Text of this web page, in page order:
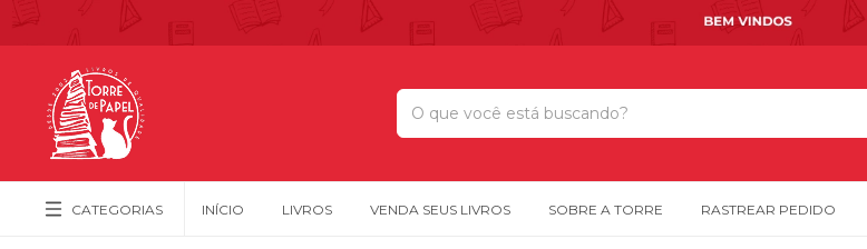
CATEGORIAS INÍCIO LIVROS VENDA SEUS LIVROS SOBRE A TORRE RASTREAR PEDIDO